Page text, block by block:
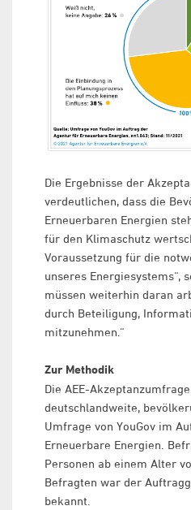
Die Ergebnisse der
verdeutlichen, dass die
Erneuerbaren Energien
für den Klimaschutz
Voraussetzung für die
unseres Energiesystems“,
müssen weiterhin daran
durch Beteiligung,
mitzunehmen.“
Zur Methodik
Die AEE-
deutschlandweite,
Umfrage von YouGov im
Erneuerbare Energien.
Personen ab einem Alter
Befragten war der
bekannt.